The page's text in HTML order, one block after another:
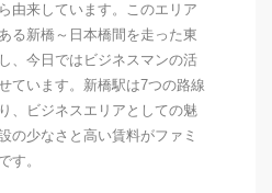
由来しています。このエリア
る新橋～日本橋間を走った東
、今日ではビジネスマンの活
ています。新橋駅は7つの路線
、ビジネスエリアとしての魅
の少なさと高い賃料がファミ
す。